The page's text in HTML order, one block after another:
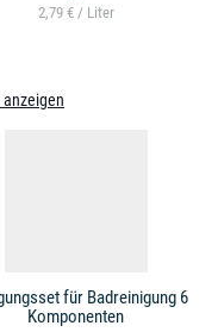
2,79 € /
für Badreinigung 6
Komponenten